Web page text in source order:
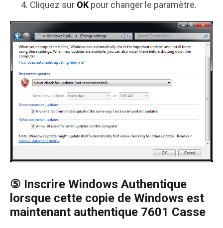
Cliquez sur OK pour changer le paramètre.
⑤ Inscrire Windows Authentique
lorsque cette copie de Windows est
maintenant authentique 7601 Casse